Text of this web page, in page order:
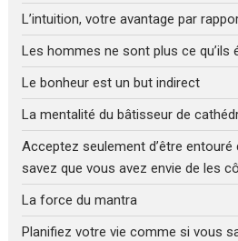
L’intuition, votre avantage par
Les hommes ne sont plus ce qu’ils
Le bonheur est un but indirect
La mentalité du bâtisseur de
Acceptez seulement d’être
savez que vous avez envie de les
La force du mantra
Planifiez votre vie comme si vous